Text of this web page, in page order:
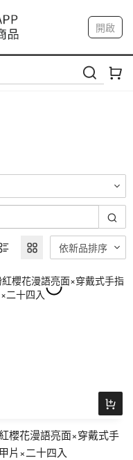
里海巡基地
青埔置地廣場
開啟
我的帳戶
依新品排序
櫻花漫語亮面×穿戴式手
片×二十四入